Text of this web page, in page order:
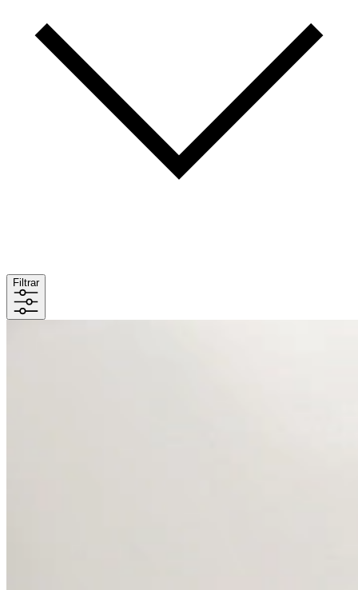
Filtrar